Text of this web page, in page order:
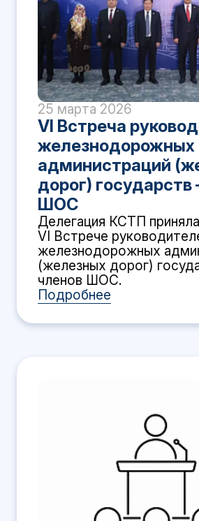
25 марта 2026
VI Встреча
железнодорожных
администраций
дорог) государств
ШОС
Делегация КСТП
VI Встрече
железнодорожных
(железных дорог)
членов ШОС.
Подробнее